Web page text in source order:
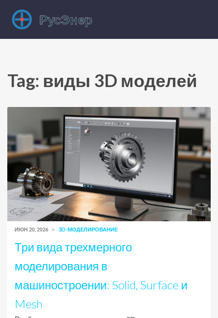
Tag: виды 3D моделей
ИЮН 20, 2026 3D-МОДЕЛИРОВАНИЕ
Три вида трехмерного
моделирования в
машиностроении: Solid, Surface и
Mesh